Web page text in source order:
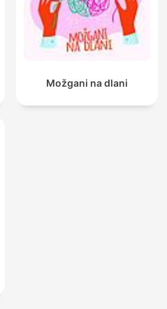
Možgani na dlani